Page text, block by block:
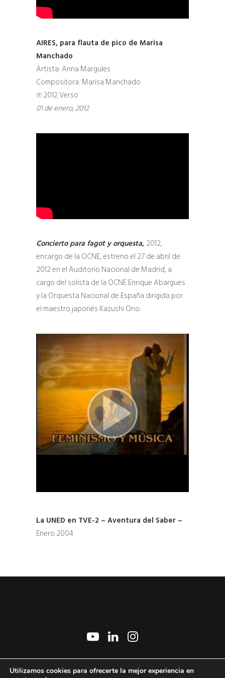
AIRES, para flauta de pico de Marisa
Manchado
Artista: Anna Margules
Compositora: Marisa Manchado
℗ 2012 Verso
01 de enero, 2012
Concierto para fagot y orquesta, 2012,
encargo de la OCNE, estreno el 27 de abril de
2012 en el Auditorio Nacional de Madrid, a
cargo del solista de la OCNE Enrique Abargues
y la Orquesta Nacional de España dirigida por
el maestro japonés Kazushi Ono.
La UNED en TVE-2 – Aventura del Saber –
Enero 2004
2026 © Marisa Manchado Torres. All Rights Reserved ǀAviso Legal y Política de
privacidadǀ Política de cookiesǀ © Foto: David Marcos
Utilizamos cookies para ofrecerte la mejor experiencia en